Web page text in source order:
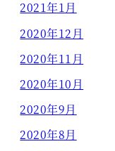
2021年1月
2020年12月
2020年11月
2020年10月
2020年9月
2020年8月